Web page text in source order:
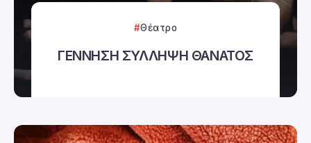
Θέατρο
ΓΕΝΝΗΣΗ ΣΥΛΛΗΨΗ ΘΑΝΑΤΟΣ